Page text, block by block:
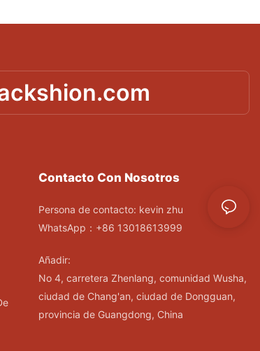
Contacto Con Nosotros
Persona de contacto: kevin zhu
WhatsApp：+86 13018613999
Añadir:
No 4, carretera Zhenlang, comunidad Wusha,
ciudad de Chang'an, ciudad de Dongguan,
provincia de Guangdong, China